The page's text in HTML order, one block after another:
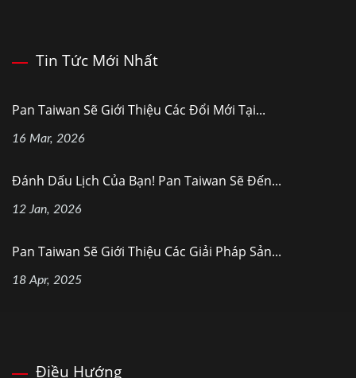
Tin Tức Mới Nhất
Pan Taiwan Sẽ Giới Thiệu Các Đổi Mới Tại...
16 Mar, 2026
Đánh Dấu Lịch Của Bạn! Pan Taiwan Sẽ Đến...
12 Jan, 2026
Pan Taiwan Sẽ Giới Thiệu Các Giải Pháp Sản...
18 Apr, 2025
Điều Hướng